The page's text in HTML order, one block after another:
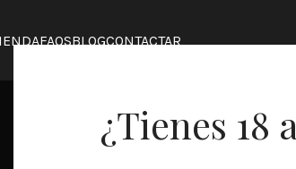
¿Tienes 18
FAQSBLOGCONTACTAR